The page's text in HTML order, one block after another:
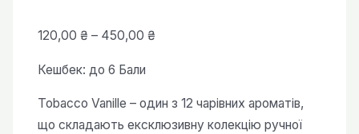
120,00₴ – 450,00₴
120,00 ₴
до
Кешбек: до 6 Бали
Tobacco Vanille – один з 12 чарівних ароматів,
що складають ексклюзивну колекцію ручної